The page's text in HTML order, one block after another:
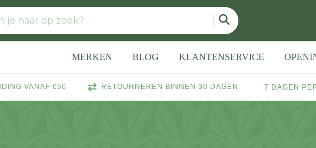
MERKEN BLOG KLANTENSERVICE
VANAF €50 RETOURNEREN BINNEN 30 DAGEN 7 DAGEN